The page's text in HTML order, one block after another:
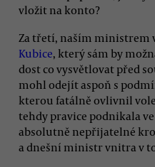
vložit na konto?
Za třetí, naším ministrem
Kubice, který sám by
dost co vysvětlovat před
mohl odejít aspoň s
kterou fatálně ovlivnil
tehdy pravice podnikala
absolutně nepřijatelné
a dnešní ministr vnitra v